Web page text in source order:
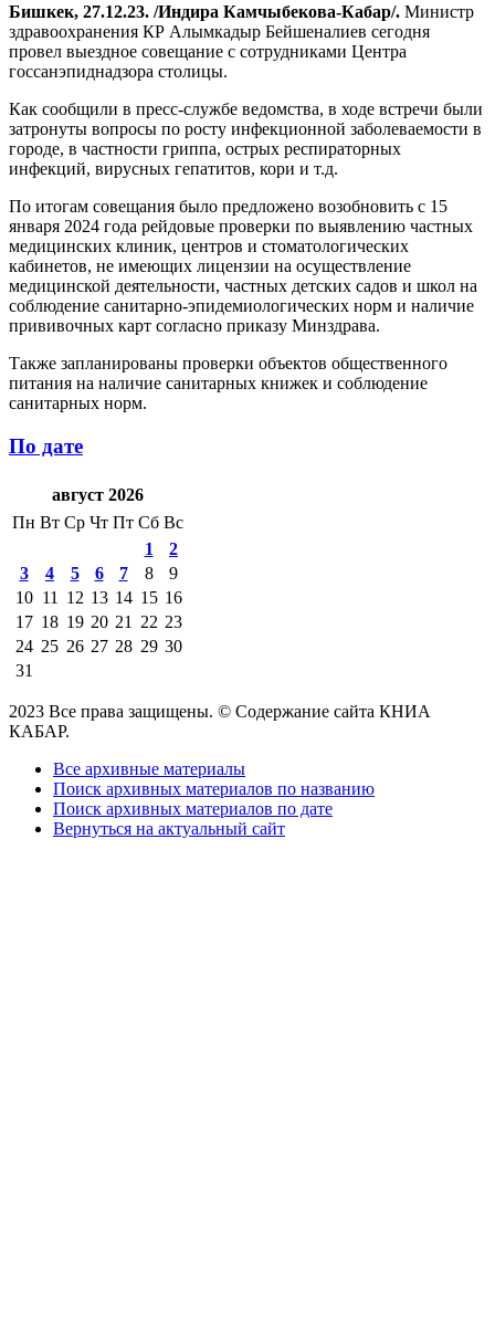
Бишкек, 27.12.23. /Индира Камчыбекова-Кабар/. Министр
здравоохранения КР Алымкадыр Бейшеналиев сегодня
провел выездное совещание с сотрудниками Центра
госсанэпиднадзора столицы.
Как сообщили в пресс-службе ведомства, в ходе встречи были
затронуты вопросы по росту инфекционной заболеваемости в
городе, в частности гриппа, острых респираторных
инфекций, вирусных гепатитов, кори и т.д.
По итогам совещания было предложено возобновить с 15
января 2024 года рейдовые проверки по выявлению частных
медицинских клиник, центров и стоматологических
кабинетов, не имеющих лицензии на осуществление
медицинской деятельности, частных детских садов и школ на
соблюдение санитарно-эпидемиологических норм и наличие
прививочных карт согласно приказу Минздрава.
Также запланированы проверки объектов общественного
питания на наличие санитарных книжек и соблюдение
санитарных норм.
По дате
август 2026
Пн Вт Ср Чт Пт Сб Вс
1
2
3
4 5 6 7 8
9
10 11 12 13 14 15 16
17 18 19 20 21 22 23
24 25 26 27 28 29 30
31
2023 Все права защищены. © Содержание сайта КНИА
КАБАР.
Все архивные материалы
Поиск архивных материалов по названию
Поиск архивных материалов по дате
Вернуться на актуальный сайт